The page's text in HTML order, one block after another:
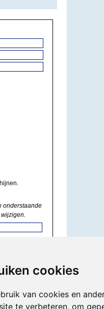
cookies
van cookies en
te verbeteren, om
onderstaande
Account